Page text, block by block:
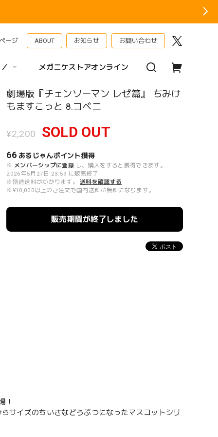
ージ ABOUT お知らせ お問い合わせ
メガニケストアオンライン
劇場版『チェンソーマン レゼ篇』 ちみけ
もますこっと 8.コベニ
¥2,200 SOLD OUT
66 あるじゃんポイント獲得
※ メンバーシップに登録 し、購入をすると獲得できます。
2026年5月27日 23:59 に販売終了
※別途送料がかかります。
送料を確認する
※¥10,000以上のご注文で国内送料が無料になります。
販売期間が終了しました
！
サイズのちいさなどうぶつになったマスコットシリ